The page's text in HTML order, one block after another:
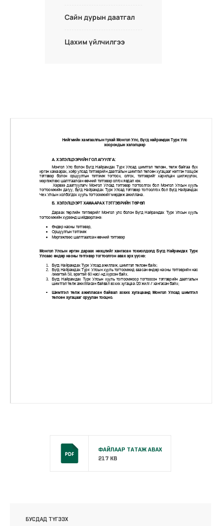
Сайн дурын даатгал
Цахим үйлчилгээ
ФАЙЛААР ТАТАЖ АВАХ
217 KB
БУСДАД ТҮГЭЭХ